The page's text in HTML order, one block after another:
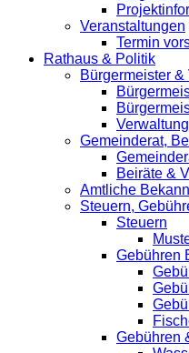
Veranstaltungen
Termin
Rathaus & Politik
Bürgermeister &
Gemeinderat,
Beiräte &
Amtliche
Steuern,
Steuern
Gebühren
Gebühren